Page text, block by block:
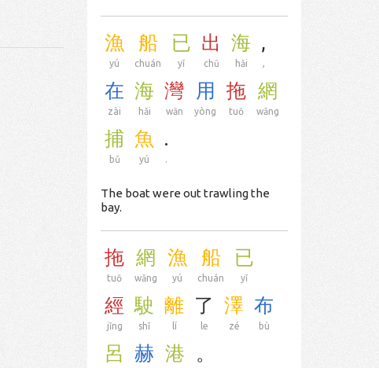
漁
yú
船
chuán
已
yǐ
出
chū
海
hǎi
,
,
在
zài
海
hǎi
灣
wān
用
yòng
拖
tuō
網
wǎng
捕
bǔ
魚
yú
.
.
The boat were out trawling the
bay.
拖
tuō
網
wǎng
漁
yú
船
chuán
已
yǐ
經
jīng
駛
shǐ
離
lí
了
le
澤
zé
布
bù
呂 赫 港 。